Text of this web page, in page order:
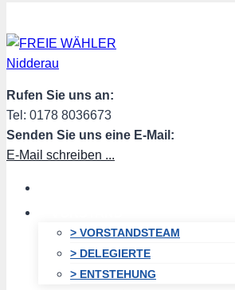
Inhalt
springen
Rufen Sie uns an:
Tel: 0178 8036673
Senden Sie uns eine E-Mail:
E-Mail schreiben ...
> VORSTANDSTEAM
> DELEGIERTE
> ENTSTEHUNG